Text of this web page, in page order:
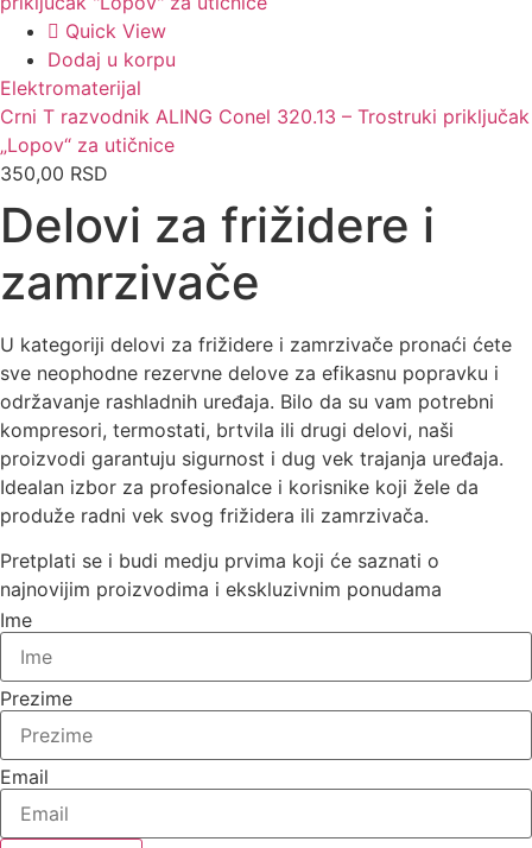
Quick View
Dodaj u korpu
Elektromaterijal
Crni T razvodnik ALING Conel 320.13 – Trostruki priključak
„Lopov“ za utičnice
350,00 RSD
Delovi za frižidere i
zamrzivače
U kategoriji delovi za frižidere i zamrzivače pronaći ćete
sve neophodne rezervne delove za efikasnu popravku i
održavanje rashladnih uređaja. Bilo da su vam potrebni
kompresori, termostati, brtvila ili drugi delovi, naši
proizvodi garantuju sigurnost i dug vek trajanja uređaja.
Idealan izbor za profesionalce i korisnike koji žele da
produže radni vek svog frižidera ili zamrzivača.
Pretplati se i budi medju prvima koji će saznati o
najnovijim proizvodima i ekskluzivnim ponudama
Ime
Prezime
Email